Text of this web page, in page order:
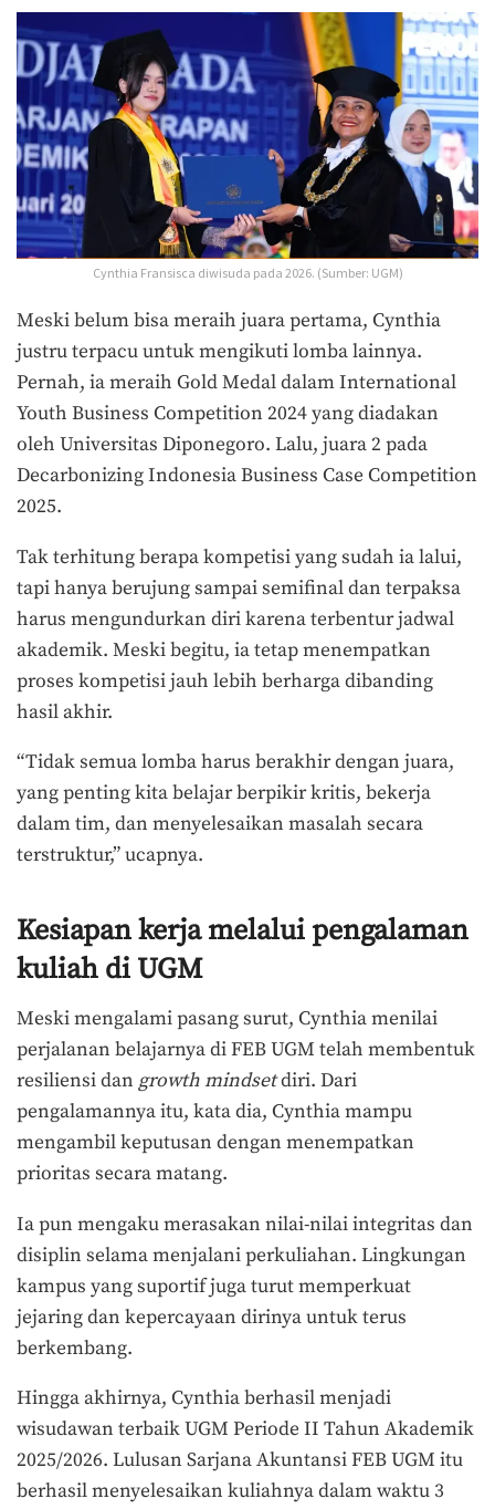
Cynthia Fransisca diwisuda pada 2026. (Sumber: UGM)
Meski belum bisa meraih juara pertama, Cynthia
justru terpacu untuk mengikuti lomba lainnya.
Pernah, ia meraih Gold Medal dalam International
Youth Business Competition 2024 yang diadakan
oleh Universitas Diponegoro. Lalu, juara 2 pada
Decarbonizing Indonesia Business Case Competition
2025.
Tak terhitung berapa kompetisi yang sudah ia lalui,
tapi hanya berujung sampai semifinal dan terpaksa
harus mengundurkan diri karena terbentur jadwal
akademik. Meski begitu, ia tetap menempatkan
proses kompetisi jauh lebih berharga dibanding
hasil akhir.
“Tidak semua lomba harus berakhir dengan juara,
yang penting kita belajar berpikir kritis, bekerja
dalam tim, dan menyelesaikan masalah secara
terstruktur,” ucapnya.
Kesiapan kerja melalui pengalaman
kuliah di UGM
Meski mengalami pasang surut, Cynthia menilai
perjalanan belajarnya di FEB UGM telah membentuk
resiliensi dan growth mindsetdiri. Dari
pengalamannya itu, kata dia, Cynthiamampu
mengambil keputusan dengan menempatkan
prioritas secara matang.
Ia pun mengaku merasakan nilai-nilai integritas dan
disiplin selama menjalani perkuliahan. Lingkungan
kampus yang suportif juga turut memperkuat
jejaring dan kepercayaan dirinya untuk terus
berkembang.
Hingga akhirnya, Cynthia berhasil menjadi
wisudawan terbaik UGM Periode II Tahun Akademik
2025/2026. Lulusan Sarjana Akuntansi FEB UGM itu
berhasil menyelesaikan kuliahnya dalam waktu 3